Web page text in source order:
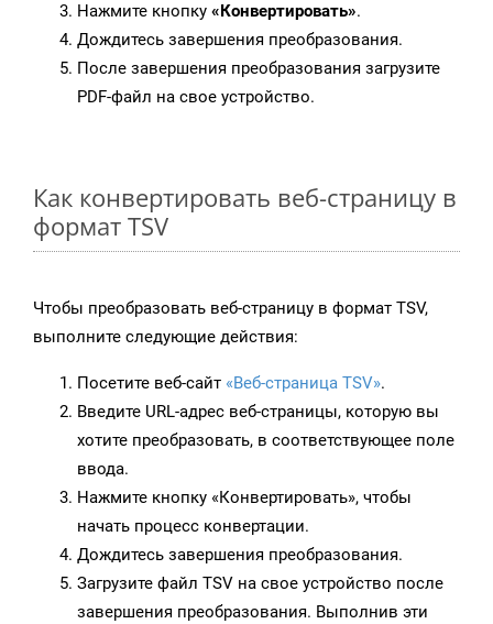
Нажмите кнопку «Конвертировать».
Дождитесь завершения преобразования.
После завершения преобразования загрузите
PDF-файл на свое устройство.
Как конвертировать веб-страницу в
формат TSV
Чтобы преобразовать веб-страницу в формат TSV,
выполните следующие действия:
Посетите веб-сайт «Веб-страница TSV».
Введите URL-адрес веб-страницы, которую вы
хотите преобразовать, в соответствующее поле
ввода.
Нажмите кнопку «Конвертировать», чтобы
начать процесс конвертации.
Дождитесь завершения преобразования.
Загрузите файл TSV на свое устройство после
завершения преобразования. Выполнив эти